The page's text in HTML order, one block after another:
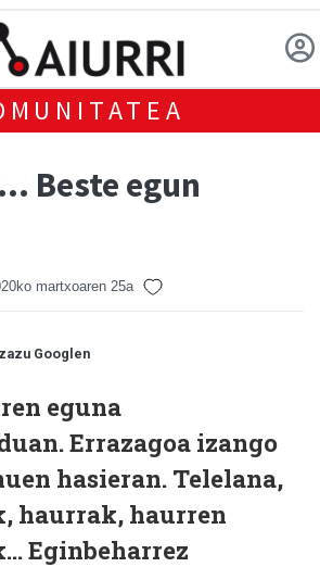
Beste egun
martxoaren 25a
Googlen
eguna
Errazagoa izango
hasieran. Telelana,
haurrak, haurren
Eginbeharrez